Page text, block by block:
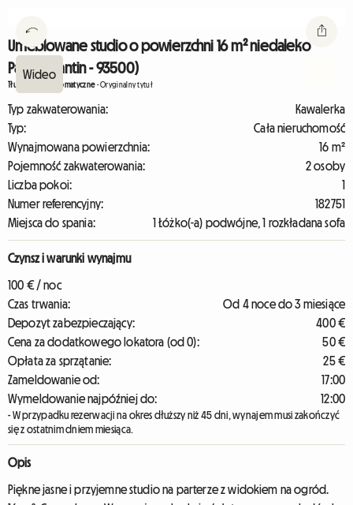
Umeblowane studio o powierzchni 16 m² niedaleko
Paryża (Pantin - 93500)
Tłumaczenie automatyczne-Oryginalny tytuł
Typ zakwaterowania:
Kawalerka
Typ:
Cała nieruchomość
Wynajmowana powierzchnia:
16 m²
Pojemność zakwaterowania:
2 osoby
Liczba pokoi:
1
Numer referencyjny:
182751
Miejsca do spania:
1 Łóżko(-a) podwójne, 1 rozkładana sofa
Czynsz i warunki wynajmu
100 € / noc
Czas trwania:
Od 4 noce do 3 miesiące
Depozyt zabezpieczający:
400 €
Cena za dodatkowego lokatora (od 0):
50 €
Opłata za sprzątanie:
25 €
Zameldowanie od:
17:00
Wymeldowanie najpóźniej do:
12:00
- W przypadku rezerwacji na okres dłuższy niż 45 dni, wynajem musi zakończyć
się z ostatnim dniem miesiąca.
Opis
Piękne jasne i przyjemne studio na parterze z widokiem na ogród.